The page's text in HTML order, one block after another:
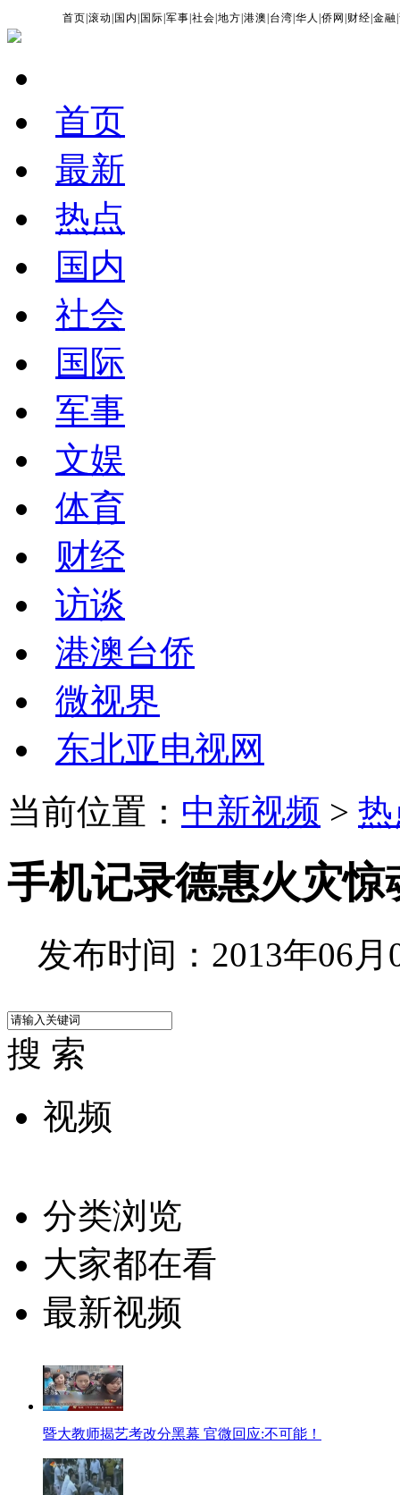
首页 |滚动 国内 国际 |军事 |社会 |地方 |港澳 台湾 |华人 |侨网 财经 |金融 |
首页
最新
热点
国内
社会
国际
军事
文娱
体育
财经
访谈
港澳台侨
微视界
东北亚电视网
当前位置： 中新视频 >
手机记录德惠火灾
发布时间：2013年06月
搜 索
视频
分类浏览
大家都在看
最新视频
暨大教师揭艺考改分黑幕 官微回应:不可能！